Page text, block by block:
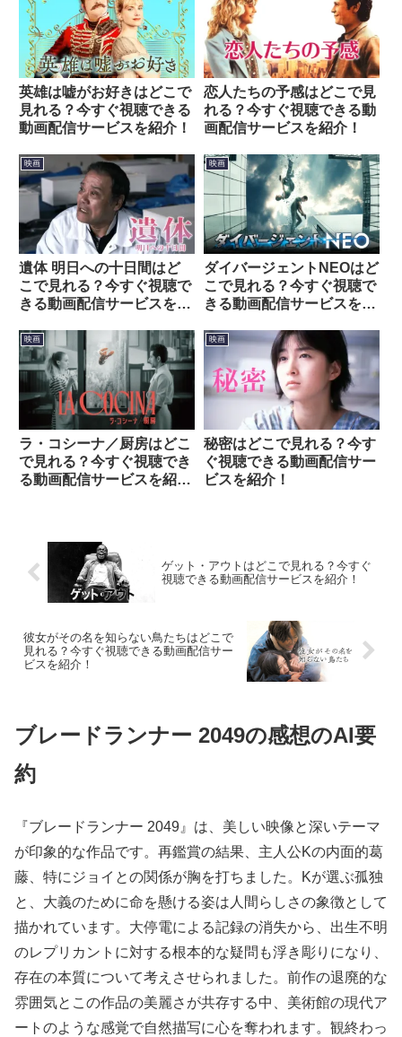
英雄は嘘がお好きはどこで
見れる？今すぐ視聴できる
動画配信サービスを紹介！
恋人たちの予感はどこで見
れる？今すぐ視聴できる動
画配信サービスを紹介！
映画
遺体 明日への十日間はど
こで見れる？今すぐ視聴で
きる動画配信サービスを紹
映画
ダイバージェントNEOはど
こで見れる？今すぐ視聴で
きる動画配信サービスを紹
映画
ラ・コシーナ／厨房はどこ
で見れる？今すぐ視聴でき
る動画配信サービスを紹
映画
秘密はどこで見れる？今す
ぐ視聴できる動画配信サー
ビスを紹介！
ゲット・アウトはどこで見れる？今すぐ
視聴できる動画配信サービスを紹介！
彼女がその名を知らない鳥たちはどこで
見れる？今すぐ視聴できる動画配信サー
ビスを紹介！
ブレードランナー 2049の感想のAI要
約
『ブレードランナー 2049』は、美しい映像と深いテーマ
が印象的な作品です。再鑑賞の結果、主人公Kの内面的葛
藤、特にジョイとの関係が胸を打ちました。Kが選ぶ孤独
と、大義のために命を懸ける姿は人間らしさの象徴として
描かれています。大停電による記録の消失から、出生不明
のレプリカントに対する根本的な疑問も浮き彫りになり、
存在の本質について考えさせられました。前作の退廃的な
雰囲気とこの作品の美麗さが共存する中、美術館の現代ア
ートのような感覚で自然描写に心を奪われます。観終わっ